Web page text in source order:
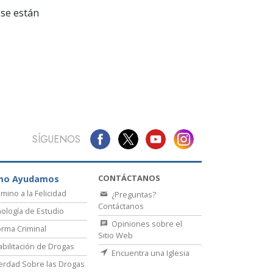
están
SÍGUENOS
Ayudamos
a la Felicidad
de Estudio
Criminal
de Drogas
Sobre las Drogas
CONTÁCTANOS
¿Preguntas?
Contáctanos
Opiniones sobre el
Sitio Web
Encuentra una Iglesia